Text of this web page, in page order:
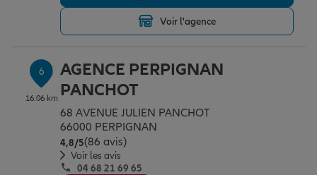
Voir l'agence
6
16.06 km
AGENCE PERPIGNAN
PANCHOT
68 AVENUE JULIEN PANCHOT
66000 PERPIGNAN
4,8/5Note de 4.8 sur 5
(86 avis)
Voir les avis
04 68 21 69 65